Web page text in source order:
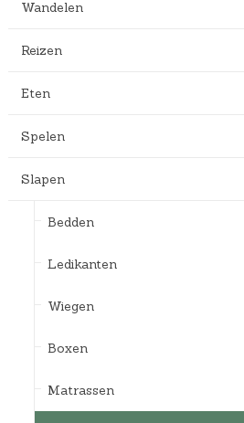
Wandelen
Reizen
Eten
Spelen
Slapen
Bedden
Ledikanten
Wiegen
Boxen
Matrassen